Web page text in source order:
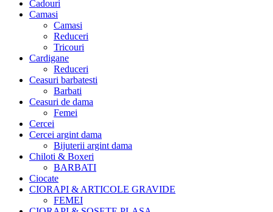
Cadouri
Camasi
Camasi
Reduceri
Tricouri
Cardigane
Reduceri
Ceasuri barbatesti
Barbati
Ceasuri de dama
Femei
Cercei
Cercei argint dama
Bijuterii argint dama
Chiloti & Boxeri
BARBATI
Ciocate
CIORAPI & ARTICOLE GRAVIDE
FEMEI